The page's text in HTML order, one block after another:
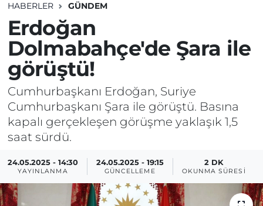
HABERLER GÜNDEM
Erdoğan
Dolmabahçe'de Şara ile
görüştü!
Cumhurbaşkanı Erdoğan, Suriye
Cumhurbaşkanı Şara ile görüştü. Basına
kapalı gerçekleşen görüşme yaklaşık 1,5
saat sürdü.
24.05.2025 - 14:30
YAYINLANMA
24.05.2025 - 19:15
GÜNCELLEME
2 DK
OKUNMA SÜRESI
DÜNYA
EĞİTİM
ÖZEL HABER
Süper Lig Puan Durumu ve Fikstür
Tüm Manşetler
Son Dakika Haberleri
Haber Arşivi